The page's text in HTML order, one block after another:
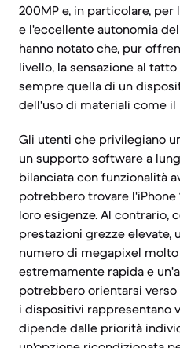
200MP e, in particolare,
e l'eccellente autonomia
hanno notato che, pur
livello, la sensazione al
sempre quella di un
dell'uso di materiali come
Gli utenti che privilegiano
un supporto software a
bilanciata con funzionalità
potrebbero trovare l'iPhone
loro esigenze. Al contrario,
prestazioni grezze elevate,
numero di megapixel
estremamente rapida e
potrebbero orientarsi verso
i dispositivi rappresentano
dipende dalle priorità